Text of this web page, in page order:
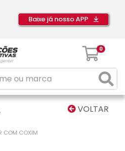
Baixe já nosso APP
0
VOLTAR
COM COXIM